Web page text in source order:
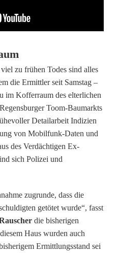
zu frühen Todes sind alles
die Ermittler seit Samstag –
im Kofferraum des elterlichen
Toom-Baumarkts
Detailarbeit Indizien
von Mobilfunk-Daten und
des Verdächtigen Ex-
sich Polizei und
zugrunde, dass die
getötet wurde“, fasst
die bisherigen
Haus wurden auch
Ermittlungsstand sei